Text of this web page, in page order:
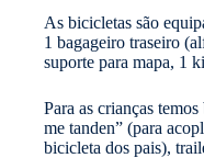
As bicicletas são
1 bagageiro traseiro
suporte para mapa, 1
Para as crianças
me tanden” (para
bicicleta dos pais),